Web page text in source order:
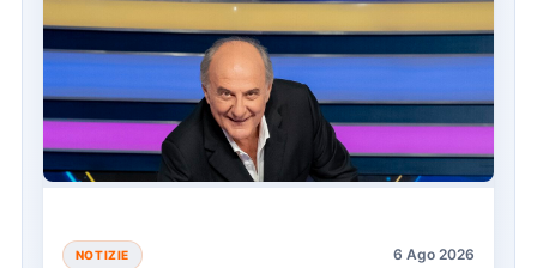
NOTIZIE 6 Ago 2026